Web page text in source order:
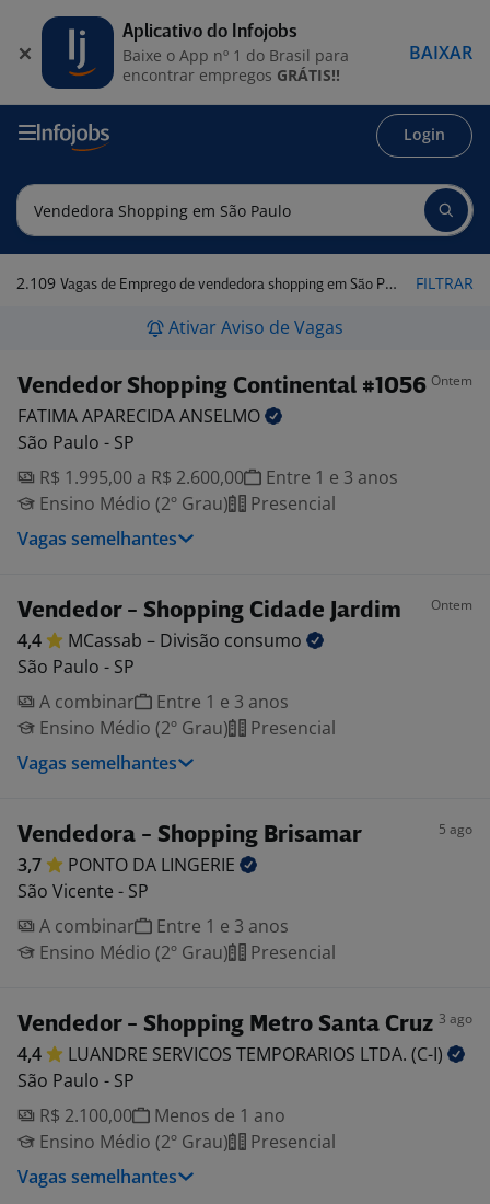
Login
2.109 Vagas de Emprego de vendedora shopping em São Paulo FILTRAR
Ativar Aviso de Vagas
Vendedor Shopping Continental #1056 Ontem
FATIMA APARECIDAANSELMO
São Paulo - SP
R$ 1.995,00 a R$ 2.600,00
Entre 1 e 3 anos
Ensino Médio (2º Grau)
Presencial
Vagas semelhantes
Vendedor - Shopping Cidade Jardim Ontem
4,4 MCassab – Divisão consumo
São Paulo - SP
A combinar
Entre 1 e 3 anos
Ensino Médio (2º Grau)
Presencial
Vagas semelhantes
Vendedora - Shopping Brisamar 5 ago
3,7 PONTO DA LINGERIE
São Vicente - SP
A combinar
Entre 1 e 3 anos
Ensino Médio (2º Grau)
Presencial
Vendedor - Shopping Metro Santa Cruz 3 ago
4,4 LUANDRE SERVICOS TEMPORARIOS LTDA. (C-I)
São Paulo - SP
R$ 2.100,00
Menos de 1 ano
Ensino Médio (2º Grau)
Presencial
Vagas semelhantes
Aplicativo do Infojobs
Baixe o App nº 1 do Brasil para
encontrar empregos GRÁTIS!!
BAIXAR